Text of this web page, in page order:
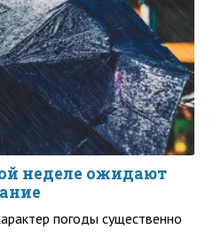
неделе ожидают
погоды существенно